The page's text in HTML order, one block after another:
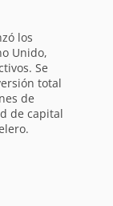
los
Unido,
Se
total
de
de capital